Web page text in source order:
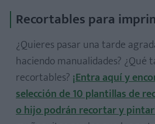
Recortables para
¿Quieres pasar una tarde
haciendo manualidades? ¿Qué
recortables? ¡Entra aquí y
selección de 10 plantillas de
o hijo podrán recortar y